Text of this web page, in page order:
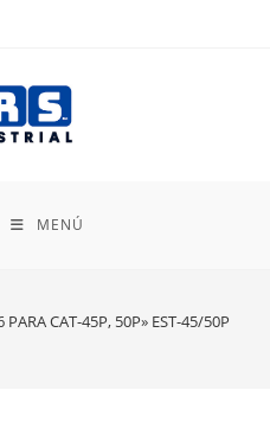
MENÚ
PARA CAT-45P, 50P» EST-45/50P